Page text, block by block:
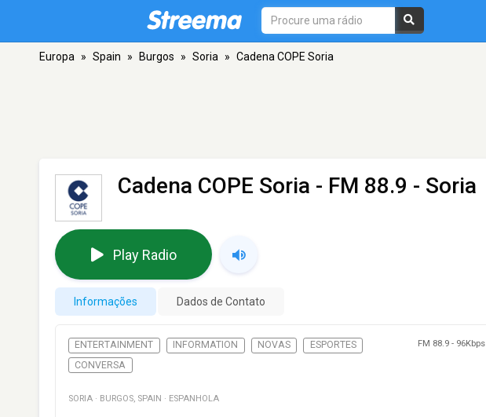
Europa » Spain » Burgos » Soria » Cadena COPE Soria
Cadena COPE Soria - FM 88.9 - Soria
Play Radio
Informações Dados de Contato
ENTERTAINMENT INFORMATION NOVAS
ESPORTES
CONVERSA
FM 88.9 - 96Kbps
SORIA · BURGOS, SPAIN · ESPANHOLA